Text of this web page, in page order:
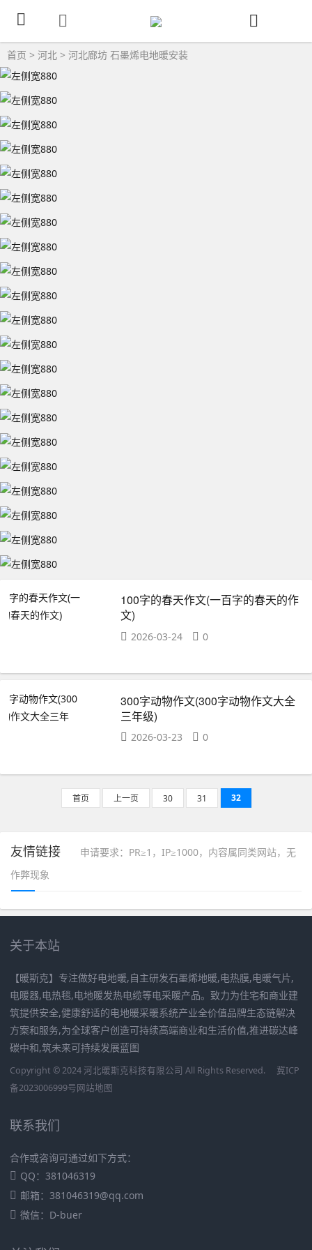
首页 > 河北 > 河北廊坊 石墨烯电地暖安装
100字的春天作文(一百字的春天的作
文)
2026-03-24 0
300字动物作文(300字动物作文大全
三年级)
2026-03-23 0
首页 上一页 30 31 32
友情链接
申请要求：PR≥1，IP≥1000，内容属同类网站，无
作弊现象
关于本站
【暖斯克】专注做好电地暖,自主研发石墨烯地暖,电热膜,电暖气片,
电暖器,电热毯,电地暖发热电缆等电采暖产品。致力为住宅和商业建
筑提供安全,健康舒适的电地暖采暖系统产业全价值品牌生态链解决
方案和服务,为全球客户创造可持续高端商业和生活价值,推进碳达峰
碳中和,筑未来可持续发展蓝图
Copyright © 2024 河北暖斯克科技有限公司 All Rights Reserved.
冀ICP
备2023006999号网站地图
联系我们
合作或咨询可通过如下方式：
QQ：381046319
邮箱：381046319@qq.com
微信：D-buer